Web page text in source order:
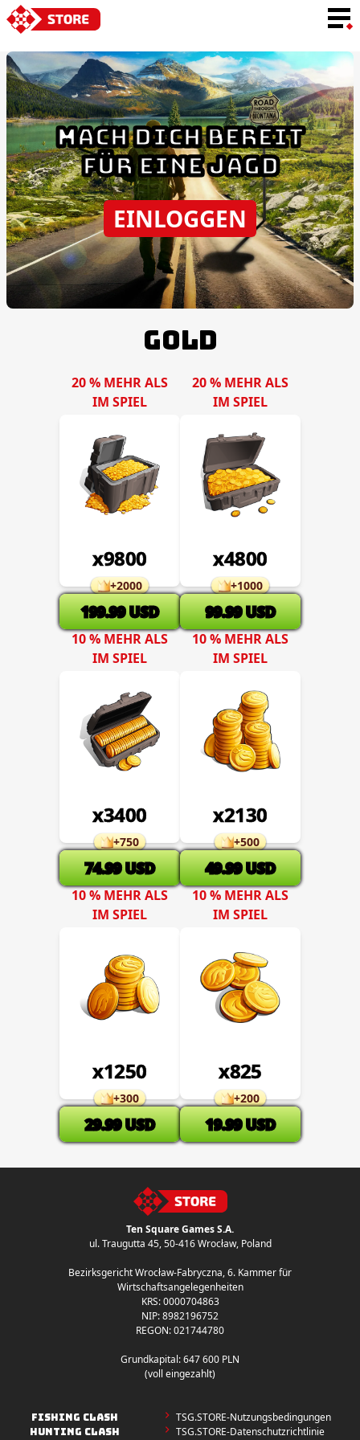
SPRACHE
MACH DICH BEREIT
FÜR EINE JAGD
EINLOGGEN
GOLD
20 % MEHR ALS
IM SPIEL
x9800
+2000
199.99 USD
20 % MEHR ALS
IM SPIEL
x4800
+1000
99.99 USD
10 % MEHR ALS
IM SPIEL
x3400
+750
74.99 USD
10 % MEHR ALS
IM SPIEL
x2130
+500
49.99 USD
10 % MEHR ALS
IM SPIEL
x1250
+300
29.99 USD
10 % MEHR ALS
IM SPIEL
x825
+200
19.99 USD
Ten Square Games S.A.
ul. Traugutta 45,50-416 Wrocław, Poland
Bezirksgericht Wrocław-Fabryczna, 6. Kammer für
Wirtschaftsangelegenheiten
KRS: 0000704863
NIP: 8982196752
REGON: 021744780
Grundkapital: 647 600 PLN
(voll eingezahlt)
FISHING CLASH
HUNTING CLASH
TSG.STORE-Nutzungsbedingungen
TSG.STORE-Datenschutzrichtlinie